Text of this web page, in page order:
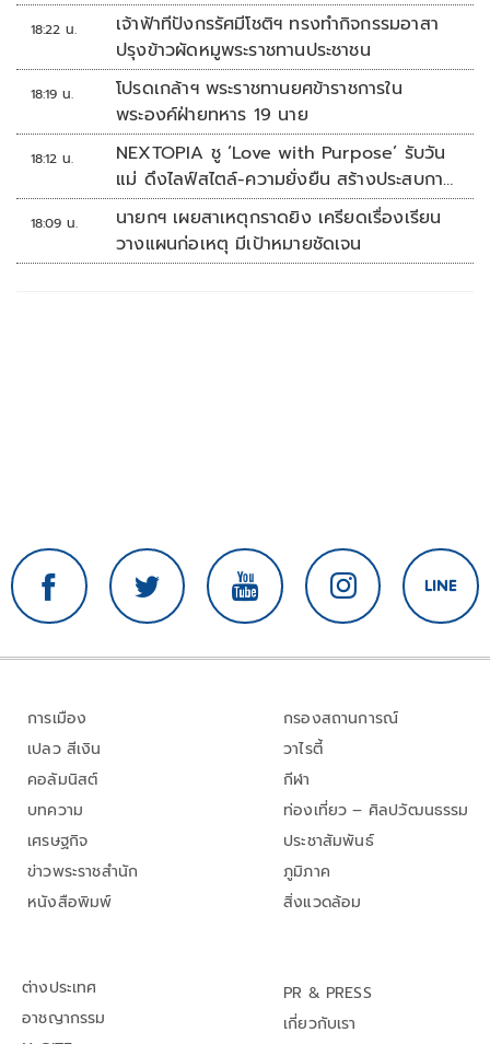
18:22 น.
เจ้าฟ้าทีปังกรรัศมีโชติฯ ทรงทำกิจกรรมอาสา
ปรุงข้าวผัดหมูพระราชทานประชาชน
18:19 น.
โปรดเกล้าฯ พระราชทานยศข้าราชการใน
พระองค์ฝ่ายทหาร 19 นาย
18:12 น.
NEXTOPIA ชู ‘Love with Purpose’ รับวัน
แม่ ดึงไลฟ์สไตล์-ความยั่งยืน สร้างประสบกา
รณ์ช้อปปิงมีความหมาย
18:09 น.
นายกฯ เผยสาเหตุกราดยิง เครียดเรื่องเรียน
วางแผนก่อเหตุ มีเป้าหมายชัดเจน
การเมือง
เปลว สีเงิน
คอลัมนิสต์
บทความ
เศรษฐกิจ
ข่าวพระราชสำนัก
หนังสือพิมพ์
กรองสถานการณ์
วาไรตี้
กีฬา
ท่องเที่ยว – ศิลปวัฒนธรรม
ประชาสัมพันธ์
ภูมิภาค
สิ่งแวดล้อม
ต่างประเทศ
อาชญากรรม
PR & PRESS
เกี่ยวกับเรา